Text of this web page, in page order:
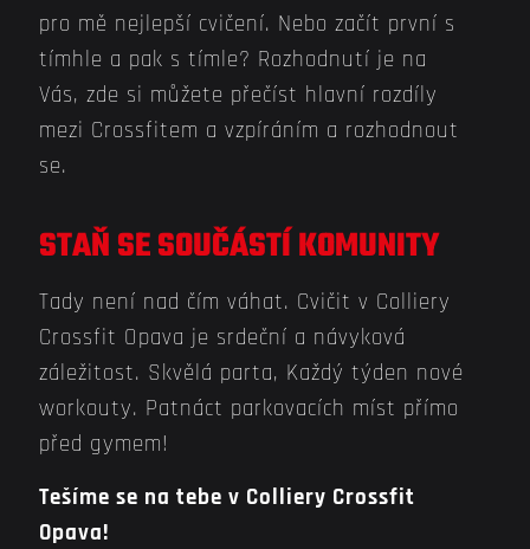
pro mě nejlepší cvičení. Nebo začít první s
tímhle a pak s tímle? Rozhodnutí je na
Vás, zde si můžete přečíst hlavní rozdíly
mezi Crossfitem a vzpíráním a rozhodnout
se.
STAŇ SE SOUČÁSTÍ KOMUNITY
Tady není nad čím váhat. Cvičit v Colliery
Crossfit Opava je srdeční a návyková
záležitost. Skvělá parta, Každý týden nové
workouty. Patnáct parkovacích míst přímo
před gymem!
Tešíme se na tebe v Colliery Crossfit
Opava!